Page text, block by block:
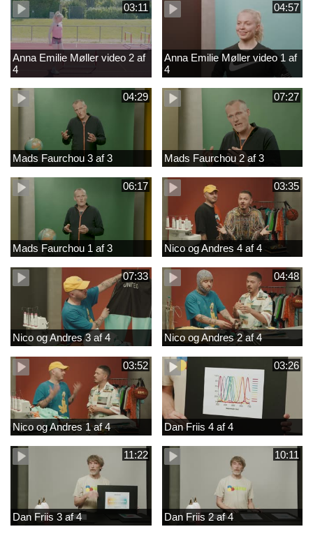
03:11
Anna Emilie Møller video 2 af
4
04:57
Anna Emilie Møller video 1 af
4
04:29
Mads Faurchou 3 af 3
07:27
Mads Faurchou 2 af 3
06:17
Mads Faurchou 1 af 3
03:35
Nico og Andres 4 af 4
07:33
Nico og Andres 3 af 4
04:48
Nico og Andres 2 af 4
03:52
Nico og Andres 1 af 4
03:26
Dan Friis 4 af 4
11:22
Dan Friis 3 af 4
10:11
Dan Friis 2 af 4